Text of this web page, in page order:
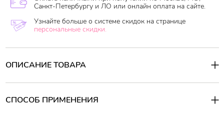
Санкт-Петербургу и ЛО или онлайн оплата на сайте.
Узнайте больше о системе скидок на странице
персональные скидки.
ОПИСАНИЕ ТОВАРА
Очищающая пенка для умывания содержит 35% раствора
кислоты, предотвращающие сухость после умывания,
повышающие эластичность и упругость кожи, а также ее
СПОСОБ ПРИМЕНЕНИЯ